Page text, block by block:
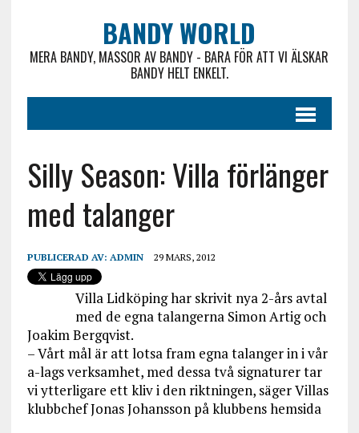
BANDY WORLD
MERA BANDY, MASSOR AV BANDY - BARA FÖR ATT VI ÄLSKAR
BANDY HELT ENKELT.
Silly Season: Villa förlänger
med talanger
PUBLICERAD AV: ADMIN 29 MARS, 2012
Villa Lidköping har skrivit nya 2-års avtal
med de egna talangerna Simon Artig och
Joakim Bergqvist.
– Vårt mål är att lotsa fram egna talanger in i vår
a-lags verksamhet, med dessa två signaturer tar
vi ytterligare ett kliv i den riktningen, säger Villas
klubbchef Jonas Johansson på klubbens hemsida